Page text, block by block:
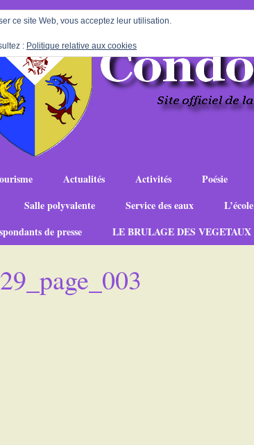
Actualités Activités Poésie
Salle polyvalente Service des eaux L’école
de presse
LE BRULAGE DES VEGETAUX
ce site Web, vous acceptez leur utilisation.
: Politique relative aux cookies